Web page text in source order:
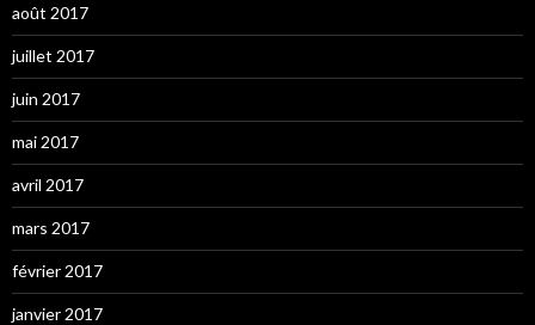
août 2017
juillet 2017
juin 2017
mai 2017
avril 2017
mars 2017
février 2017
janvier 2017